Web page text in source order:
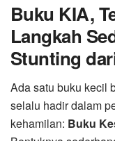
Buku KIA,
Langkah
Stunting
Ada satu buku kecil
selalu hadir dalam
kehamilan: Buku